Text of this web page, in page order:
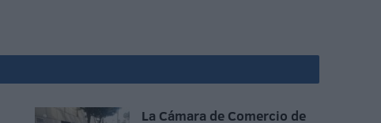
La Cámara de Comercio de